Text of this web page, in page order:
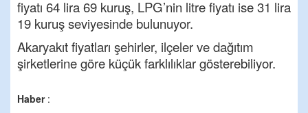
fiyatı 64 lira 69 kuruş, LPG’nin litre fiyatı ise 31 lira
19 kuruş seviyesinde bulunuyor.
Akaryakıt fiyatları şehirler, ilçeler ve dağıtım
şirketlerine göre küçük farklılıklar gösterebiliyor.
Haber: